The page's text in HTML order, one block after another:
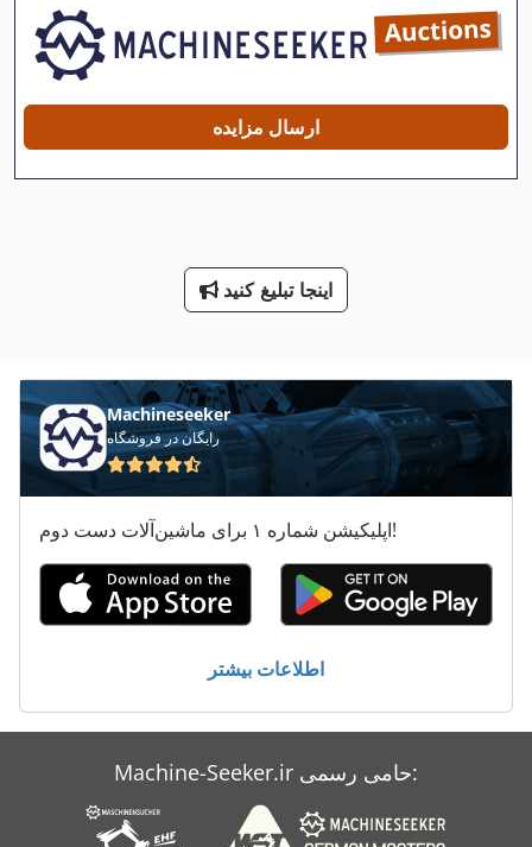
Ka 77
Kgs 1670
Meh 5 2 1 8 B
Tak 18
Tb 53 Fr
برف پرتاب کننده
درب سردخانه
دو دندانه دار کردن مطبوعات
ارسال مزایده
اینجا تبلیغ کنید
Machineseeker
رایگان در فروشگاه
اپلیکیشن شماره ۱ برای ماشین‌آلات دست دوم!
اطلاعات بیشتر
Machine-Seeker.ir حامی رسمی: